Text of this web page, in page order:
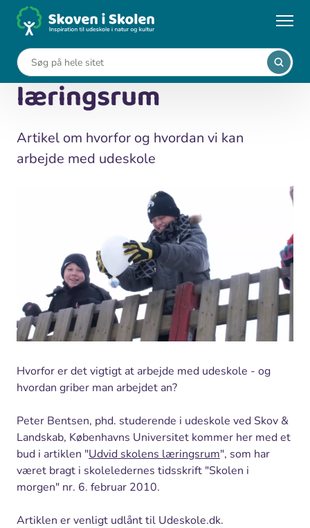
... Viden om udeskole Udvid skolens læringsrum
Udvid skolens
læringsrum
Artikel om hvorfor og hvordan vi kan
arbejde med udeskole
Hvorfor er det vigtigt at arbejde med udeskole - og
hvordan griber man arbejdet an?
Peter Bentsen, phd. studerende i udeskole ved Skov &
Landskab, Københavns Universitet kommer her med et
bud i artiklen "Udvid skolens læringsrum", som har
været bragt i skoleledernes tidsskrift "Skolen i
morgen" nr. 6. februar 2010.
Artiklen er venligt udlånt til Udeskole.dk.